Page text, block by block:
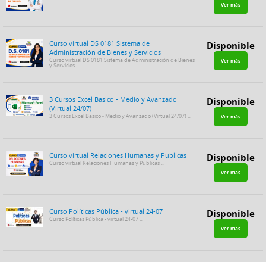
Ver más
Curso virtual DS 0181 Sistema de
Administración de Bienes y Servicios
Curso virtual DS 0181 Sistema de Administración de Bienes
y Servicios ...
Disponible
Ver más
3 Cursos Excel Basico - Medio y Avanzado
(Virtual 24/07)
3 Cursos Excel Basico - Medio y Avanzado (Virtual 24/07) ...
Disponible
Ver más
Curso virtual Relaciones Humanas y Publicas
Curso virtual Relaciones Humanas y Publicas ... Disponible
Ver más
Curso Políticas Pública - virtual 24-07
Curso Políticas Pública - virtual 24-07 ... Disponible
Ver más